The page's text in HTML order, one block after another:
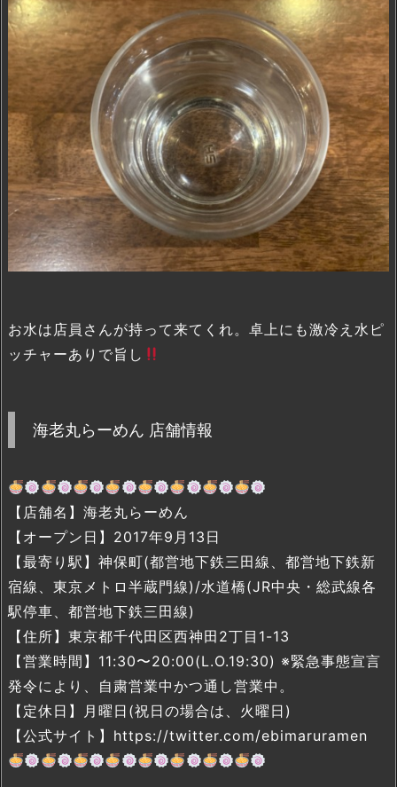
お水は店員さんが持って来てくれ。卓上にも激冷え水ピ
ッチャーありで旨し
海老丸らーめん 店舗情報
【店舗名】海老丸らーめん
【オープン日】2017年9月13日
【最寄り駅】神保町(都営地下鉄三田線、都営地下鉄新
宿線、東京メトロ半蔵門線)/水道橋(JR中央・総武線各
駅停車、都営地下鉄三田線)
【住所】東京都千代田区西神田2丁目1-13
【営業時間】11:30〜20:00(L.O.19:30) ※緊急事態宣言
発令により、自粛営業中かつ通し営業中。
【定休日】月曜日(祝日の場合は、火曜日)
【公式サイト】https://twitter.com/ebimaruramen